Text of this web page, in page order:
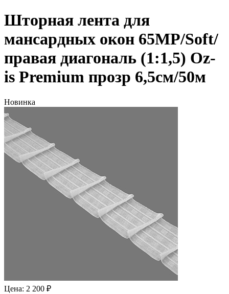
Шторная лента для
мансардных окон 65MP/Soft/
правая диагональ (1:1,5) Oz-
is Premium прозр 6,5см/50м
Новинка
Цена: 2 200 ₽